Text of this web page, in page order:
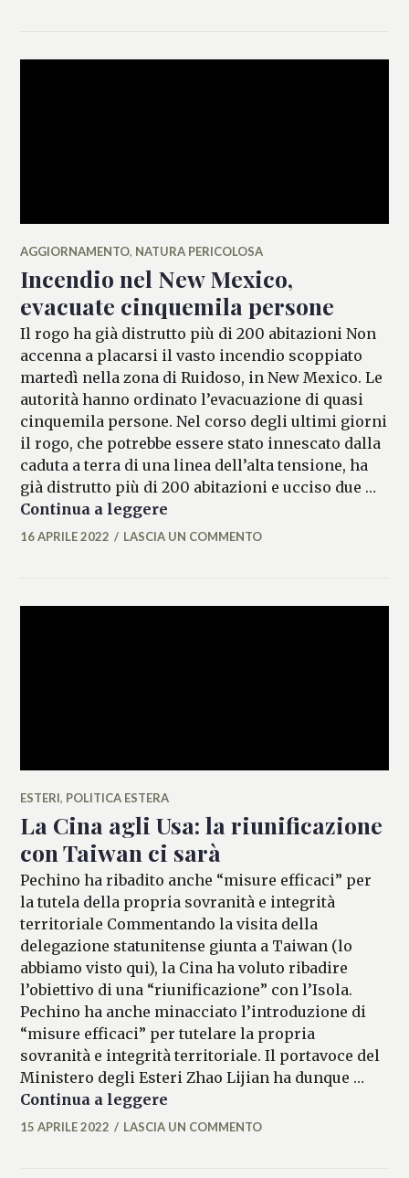
AGGIORNAMENTO, NATURA PERICOLOSA
Incendio nel New Mexico,
evacuate cinquemila persone
Il rogo ha già distrutto più di 200 abitazioni Non
accenna a placarsi il vasto incendio scoppiato
martedì nella zona di Ruidoso, in New Mexico. Le
autorità hanno ordinato l’evacuazione di quasi
cinquemila persone. Nel corso degli ultimi giorni
il rogo, che potrebbe essere stato innescato dalla
caduta a terra di una linea dell’alta tensione, ha
già distrutto più di 200 abitazioni e ucciso due …
Continua a leggere
MICAELA
16 APRILE 2022 LASCIA UN COMMENTO
ESTERI, POLITICA ESTERA
La Cina agli Usa: la riunificazione
con Taiwan ci sarà
Pechino ha ribadito anche “misure efficaci” per
la tutela della propria sovranità e integrità
territoriale Commentando la visita della
delegazione statunitense giunta a Taiwan (lo
abbiamo visto qui), la Cina ha voluto ribadire
l’obiettivo di una “riunificazione” con l’Isola.
Pechino ha anche minacciato l’introduzione di
“misure efficaci” per tutelare la propria
sovranità e integrità territoriale. Il portavoce del
Ministero degli Esteri Zhao Lijian ha dunque …
Continua a leggere
MARIANNA
15 APRILE 2022 LASCIA UN COMMENTO